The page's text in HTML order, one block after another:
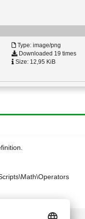
Type: image/png
Downloaded 19 times
Size: 12,95 KiB